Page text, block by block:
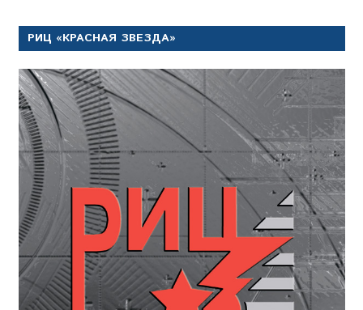
РИЦ «КРАСНАЯ ЗВЕЗДА»